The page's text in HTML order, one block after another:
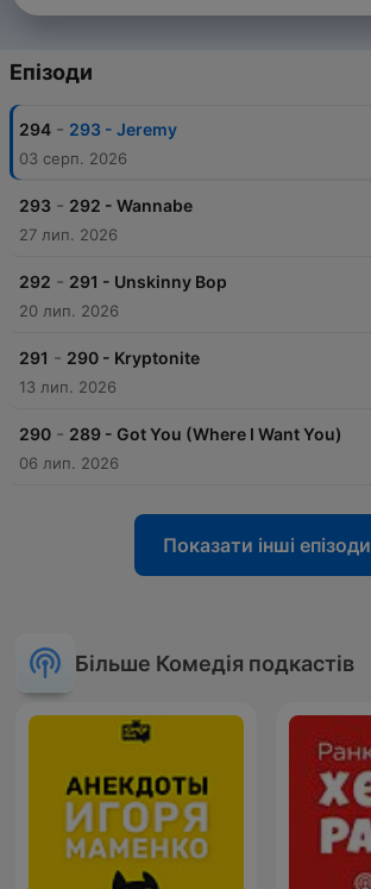
Епізоди
294 - 293 - Jeremy
03 серп. 2026
293 - 292 - Wannabe
27 лип. 2026
292 - 291 - Unskinny Bop
20 лип. 2026
291 - 290 - Kryptonite
13 лип. 2026
290 - 289 - Got You (Where I Want You)
06 лип. 2026
Показати інші епізоди
Більше Комедія подкастів